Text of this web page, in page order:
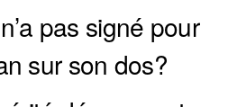
pas signé pour
sur son dos?